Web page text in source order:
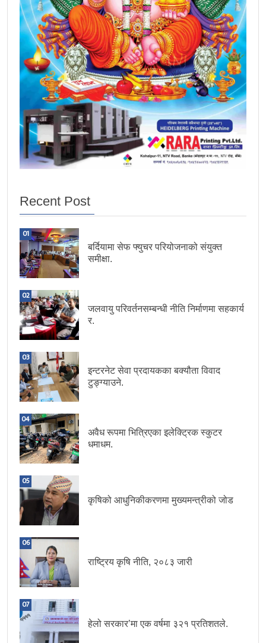
Recent Post
01
बर्दियामा सेफ फ्युचर परियोजनाको संयुक्त
समीक्षा.
02
जलवायु परिवर्तनसम्बन्धी नीति निर्माणमा सहकार्य
र.
03
इन्टरनेट सेवा प्रदायकका बक्यौता विवाद
टुङ्ग्याउने.
04
अवैध रूपमा भित्रिएका इलेक्ट्रिक स्कुटर
धमाधम.
05
कृषिको आधुनिकीकरणमा मुख्यमन्त्रीको जोड
06
राष्ट्रिय कृषि नीति, २०८३ जारी
07
हेलो सरकार’मा एक वर्षमा ३२१ प्रतिशतले.